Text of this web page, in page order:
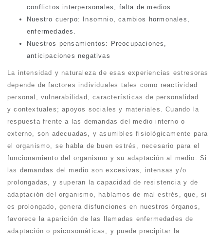
conflictos interpersonales, falta de medios
Nuestro cuerpo: Insomnio, cambios hormonales,
enfermedades.
Nuestros pensamientos: Preocupaciones,
anticipaciones negativas
La intensidad y naturaleza de esas experiencias estresoras
depende de factores individuales tales como reactividad
personal, vulnerabilidad, características de personalidad
y contextuales; apoyos sociales y materiales. Cuando la
respuesta frente a las demandas del medio interno o
externo, son adecuadas, y asumibles fisiológicamente para
el organismo, se habla de buen estrés, necesario para el
funcionamiento del organismo y su adaptación al medio. Si
las demandas del medio son excesivas, intensas y/o
prolongadas, y superan la capacidad de resistencia y de
adaptación del organismo, hablamos de mal estrés, que, si
es prolongado, genera disfunciones en nuestros órganos,
favorece la aparición de las llamadas enfermedades de
adaptación o psicosomáticas, y puede precipitar la